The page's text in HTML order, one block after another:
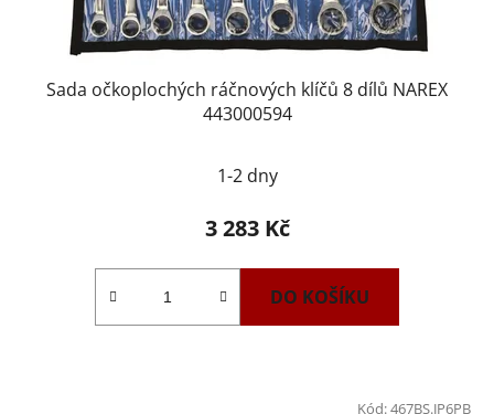
Sada očkoplochých ráčnových klíčů 8 dílů NAREX
443000594
1-2 dny
3 283 Kč
DO KOŠÍKU
Kód:467BS.JP6PB